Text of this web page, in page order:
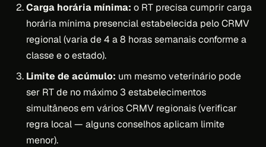
Carga horária mínima: o RT precisa cumprir carga
horária mínima presencial estabelecida pelo CRMV
regional (varia de 4 a 8 horas semanais conforme a
classe e o estado).
Limite de acúmulo: um mesmo veterinário pode
ser RT de no máximo 3 estabelecimentos
simultâneos em vários CRMV regionais (verificar
regra local — alguns conselhos aplicam limite
menor).